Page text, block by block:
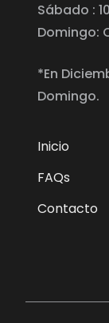
Sábado :
Domingo:
*En
Domingo.
Inicio
FAQs
Contacto